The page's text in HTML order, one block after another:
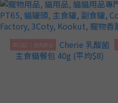
買2送1｜送完即止